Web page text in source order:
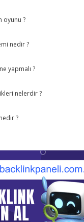
oyunu ?
nedir ?
yapmalı ?
nelerdir ?
?